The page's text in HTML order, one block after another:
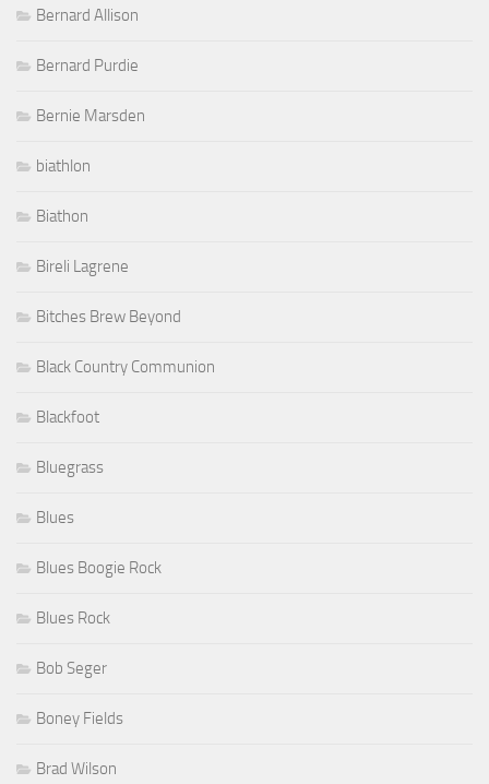
Bernard Allison
Bernard Purdie
Bernie Marsden
biathlon
Biathon
Bireli Lagrene
Bitches Brew Beyond
Black Country Communion
Blackfoot
Bluegrass
Blues
Blues Boogie Rock
Blues Rock
Bob Seger
Boney Fields
Brad Wilson